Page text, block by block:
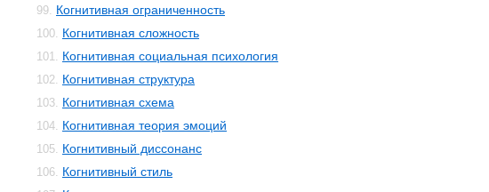
99. Когнитивная ограниченность
100. Когнитивная сложность
101. Когнитивная социальная психология
102. Когнитивная структура
103. Когнитивная схема
104. Когнитивная теория эмоций
105. Когнитивный диссонанс
106. Когнитивный стиль